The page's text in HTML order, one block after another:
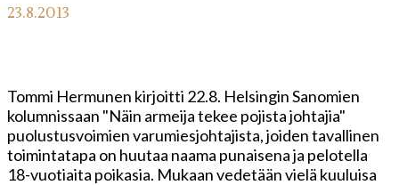
23.8.2013
Tommi Hermunen kirjoitti 22.8. Helsingin Sanomien
kolumnissaan "Näin armeija tekee pojista johtajia"
puolustusvoimien varumiesjohtajista, joiden tavallinen
toimintatapa on huutaa naama punaisena ja pelotella
18-vuotiaita poikasia. Mukaan vedetään vielä kuuluisa